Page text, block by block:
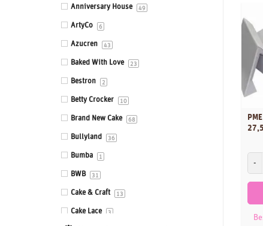
Gepersonaliseerde Taarttoppers
Gereedschappen & Materialen
Icing
Impressie en Embossing matten &
stempels
Ingrediënten
Isomalt
Kleurstoffen
Siliconen mallen
Smaakstoffen
Standaards
Stencils
Sugar Press
Anniversary House 49
ArtyCo 6
Azucren 43
Baked With Love 23
Bestron 2
Betty Crocker 10
Brand New Cake 68
Bullyland 36
Bumba 1
BWB 31
Cake & Craft 13
Cake Lace 3